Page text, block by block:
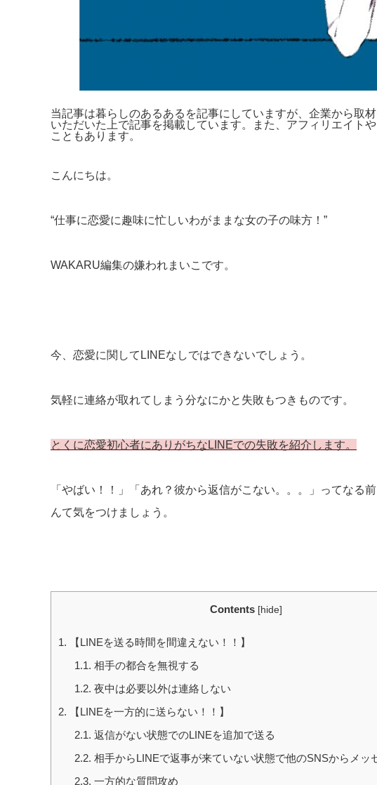
当記事は暮らしのあるあるを記事にしていますが、企業から取
いただいた上で記事を掲載しています。また、アフィリエイト
こともあります。
こんにちは。
“仕事に恋愛に趣味に忙しいわがままな女の子の味方！”
WAKARU編集の嫌われまいこです。
今、恋愛に関してLINEなしではできないでしょう。
気軽に連絡が取れてしまう分なにかと失敗もつきものです。
とくに恋愛初心者にありがちなLINEでの失敗を紹介します。
「やばい！！」「あれ？彼から返信がこない。。。」ってなる
んて気をつけましょう。
Contents [hide]
1. 【LINEを送る時間を間違えない！！】
1.1. 相手の都合を無視する
1.2. 夜中は必要以外は連絡しない
2. 【LINEを一方的に送らない！！】
2.1. 返信がない状態でのLINEを追加で送る
2.2. 相手からLINEで返事が来ていない状態で他のSNSからメッ
2.3. 一方的な質問攻め